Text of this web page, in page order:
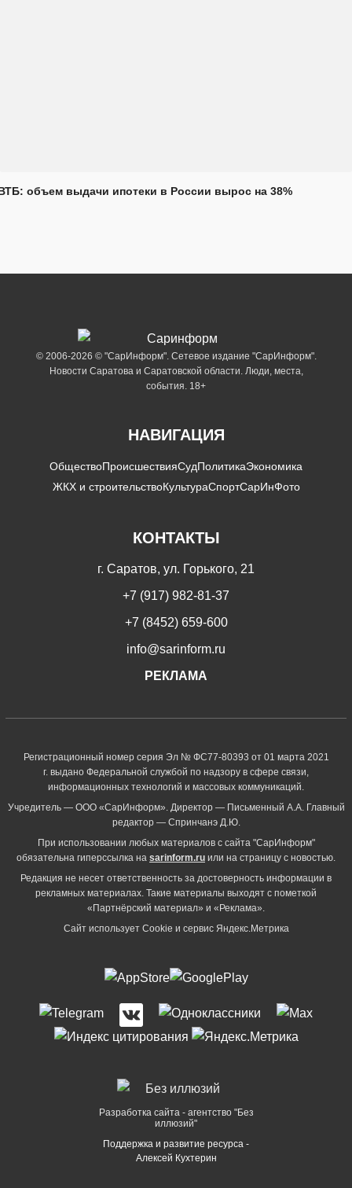
объем выдачи ипотеки в России вырос на 38%
© 2006-2026 © "СарИнформ". Сетевое издание "СарИнформ".
Новости Саратова и Саратовской области. Люди, места,
события. 18+
НАВИГАЦИЯ
ОбществоПроисшествияСудПолитикаЭкономика
ЖКХ и строительствоКультураСпортСарИнФото
КОНТАКТЫ
г. Саратов, ул. Горького, 21
+7 (917) 982-81-37
+7 (8452) 659-600
info@sarinform.ru
РЕКЛАМА
Регистрационный номер серия Эл № ФС77-80393 от 01 марта 2021
г. выдано Федеральной службой по надзору в сфере связи,
информационных технологий и массовых коммуникаций.
Учредитель — ООО «СарИнформ». Директор — Письменный А.А. Главный
редактор — Спринчанэ Д.Ю.
При использовании любых материалов с сайта "СарИнформ"
обязательна гиперссылка на sarinform.ru или на страницу с новостью.
Редакция не несет ответственность за достоверность информации в
рекламных материалах. Такие материалы выходят с пометкой
«Партнёрский материал» и «Реклама».
Сайт использует Cookie и сервиc Яндекс.Метрика
Разработка сайта - агентство "Без
иллюзий"
Поддержка и развитие ресурса -
Алексей Кухтерин